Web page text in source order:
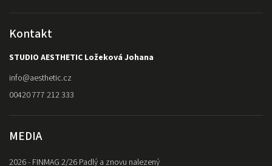
Kontakt
STUDIO AESTHETIC Ložeková Johana
info@aesthetic.cz
00420 777 212 333
MEDIA
2026 - FINMAG 2/26 Padlý a znovu nalezený